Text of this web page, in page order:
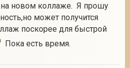
на новом коллаже. Я прошу
может получится
поскорее для быстрой
Пока есть время.